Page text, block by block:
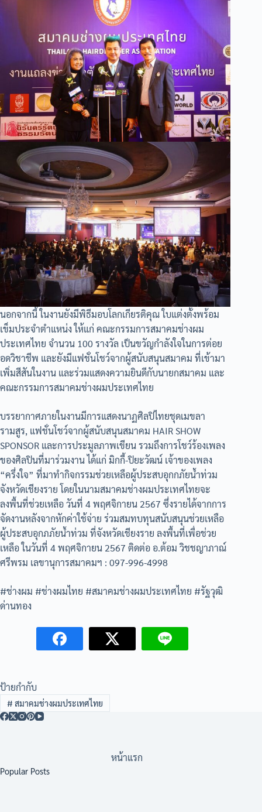
นอกจากนี้ ในงานยังมีพิธีมอบโลกเกียรติคุณ ใบแต่งตั้งพร้อม
เข็มประจำตำแหน่ง ให้แก่ คณะกรรมการสมาคมช่างผม
ประเทศไทย จำนวน 100 รางวัล เป็นขวัญกำลังใจในการต่อย
อดวิชาชีพ และยังมีแฟชั่นโชว์จากผู้สนับสนุนสมาคม ที่เข้ามา
เพิ่มสีสันในงาน และร่วมแสดงความยินดีกับนายกสมาคม และ
คณะกรรมการสมาคมช่างผมประเทศไทย
บรรยากาศภายในงานมีการแสดงนาฏศิลปิไทยชุดเมขลา
รามสูร, แฟชั่นโชว์จากผู้สนับสนุนสมาคม HAIR SHOW
SPONSOR และการประมูลภาพเขียน รวมถึงการโชว์ร้องเพลง
ของศิลปินที่มาร่วมงาน ได้แก่ มิกกี้-ปิยะวัฒน์ เจ้าของเพลง
“ครึ่งใจ” ที่มาทำกิจกรรมช่วยเหลือผู้ประสบอุกกภัยน้ำท่วม
จังหวัดเชียงราย โดยในนามสมาคมช่างผมประเทศไทยจะ
ลงพื้นที่ช่วยเหลือ วันที่ 4 พฤศจิกายน 2567 ซึ่งรายได้จากการ
จัดงานหลังจากหักค่าใช้จ่าย ร่วมสมทบทุนสนับสนุนช่วยเหลือ
ผู้ประสบอุกภภัยน้ำท่วม ที่จังหวัดเชียงราย ลงพื้นที่เพื่อช่วย
เหลือ ในวันที่ 4 พฤศจิกายน 2567 ติดต่อ อ.ต้อม วิชชญาภาณ์
ศรีพรม เลขานุการสมาคมฯ : 097-996-4998
#ช่างผม #ช่างผมไทย #สมาคมช่างผมประเทศไทย #รัฐวุฒิ
ด่านทอง
ป้ายกำกับ
# สมาคมช่างผมประเทศไทย
หน้าแรก
Popular Posts